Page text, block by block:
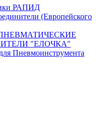
РАПИД
(Европейского
"ЕЛОЧКА"